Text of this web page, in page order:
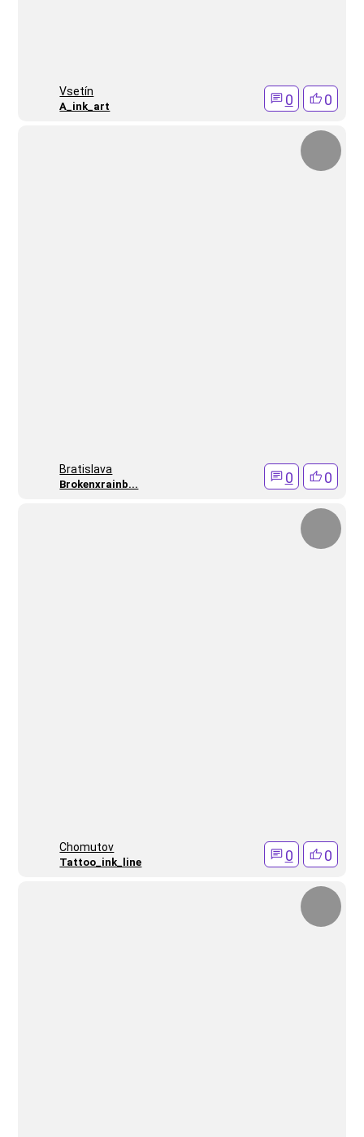
Vsetín
A_ink_art 0 0
Bratislava
Brokenxrainb... 0 0
Chomutov
Tattoo_ink_line 0 0